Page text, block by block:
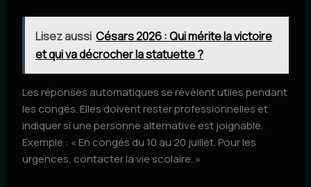
Lisez aussi Césars 2026 : Qui mérite la victoire
et qui va décrocher la statuette ?
Les réponses automatiques se révèlent utiles pendant
les congés. Elles doivent rester professionnelles et
indiquer si une personne alternative est joignable.
Exemple : « En congés du 10 au 20 juillet. Pour les
urgences, contacter la vie scolaire. »